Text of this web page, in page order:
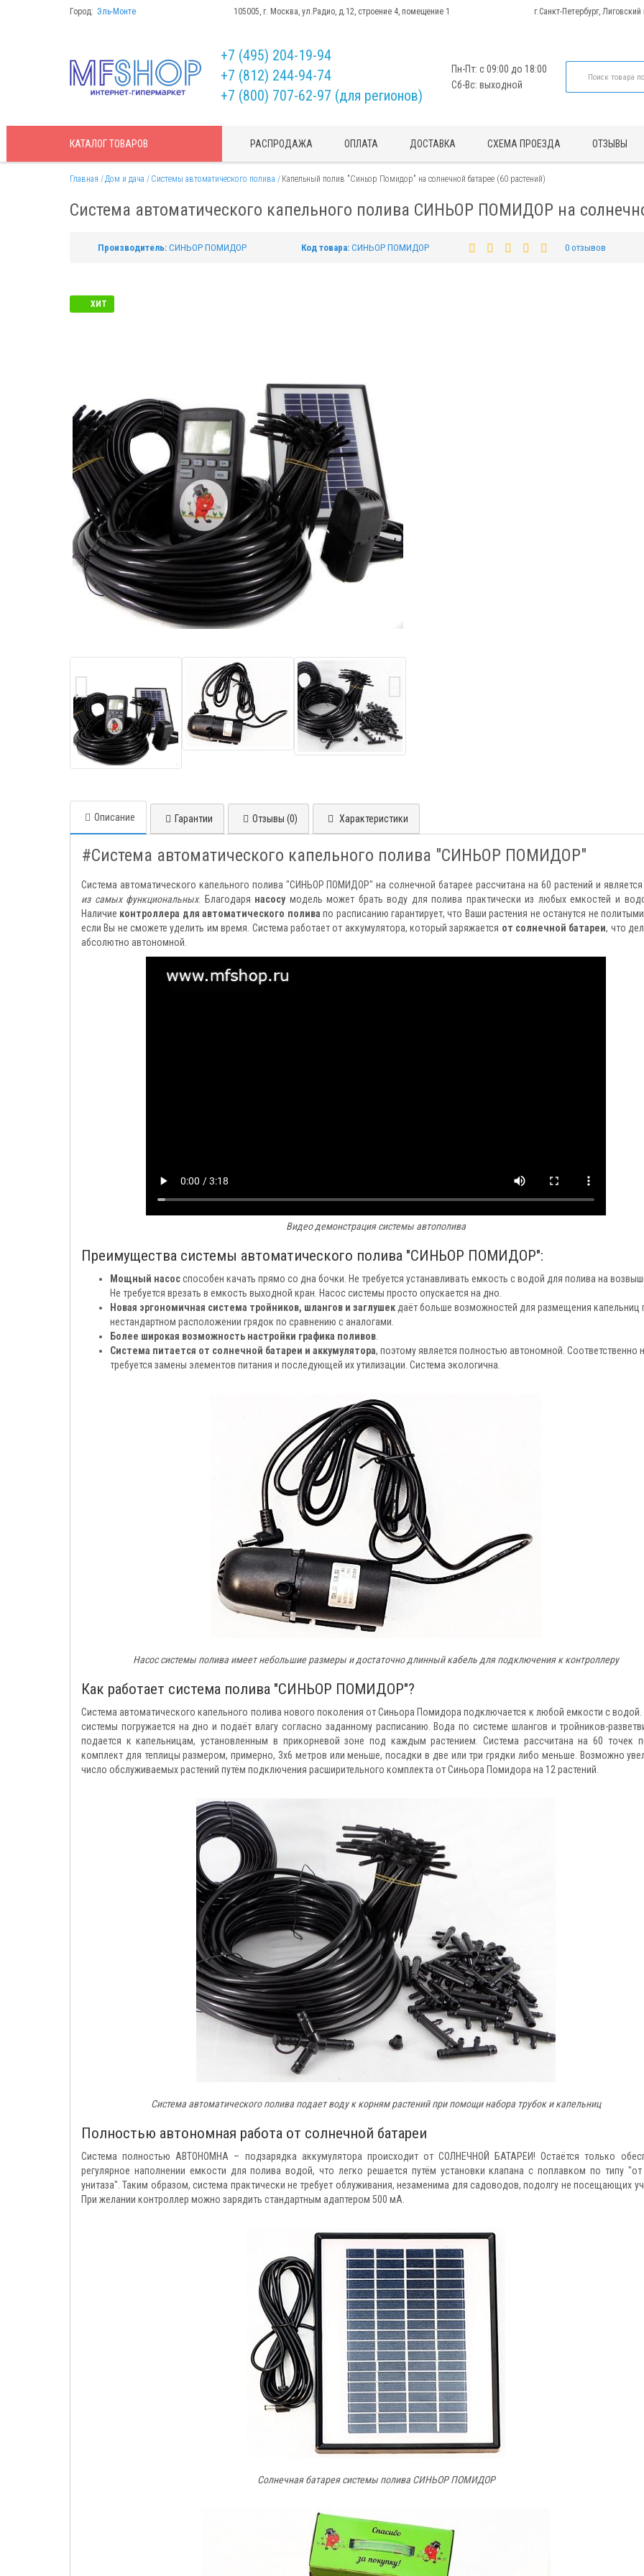
Город: Эль-Монте 105005, г. Москва, ул.Радио, д.12, строение 4, помещение 1 г.Санкт-Петербург,
+7 (495) 204-19-94
+7 (812) 244-94-74
+7 (800) 707-62-97 (для регионов)
Пн-Пт: с 09:00 до 18:00
Сб-Вс: выходной
КАТАЛОГТОВАРОВ РАСПРОДАЖА ОПЛАТА ДОСТАВКА СХЕМА ПРОЕЗДА ОТЗЫВЫ
Главная Дом и дача Системы автоматического полива Капельный полив "Синьор Помидор" на солнечной батарее (60 растений)
Система автоматического капельного полива СИНЬОР ПОМИДОР на
Производитель: СИНЬОР ПОМИДОР Код товара: СИНЬОР ПОМИДОР 0 отзывов
ХИТ
Описание Гарантии Отзывы (0) Характеристики
#Система автоматического капельного полива "СИНЬОР ПОМИДОР"
Система автоматического капельного полива "СИНЬОР ПОМИДОР" на солнечной батарее рассчитана на 60 растений и является
из самых функциональных. Благодаря насосумодель может брать воду для полива практически из любых емкостей и
Наличие контроллера для автоматического полива по расписанию гарантирует, что Ваши растения не останутся не
если Вы не сможете уделить им время. Система работает от аккумулятора, который заряжается от солнечной батареи, что
абсолютно автономной.
Видео демонстрация системы автополива
Преимущества системы автоматического полива "СИНЬОР ПОМИДОР":
Мощный насосспособен качать прямо со дна бочки. Не требуется устанавливать емкость с водой для полива на
Не требуется врезать в емкость выходной кран. Насос системы просто опускается на дно.
Новая эргономичная система тройников, шлангов и заглушекдаёт больше возможностей для размещения капельниц
нестандартном расположении грядок по сравнению с аналогами.
Более широкая возможность настройки графика поливов.
Система питается от солнечной батареи и аккумулятора, поэтому является полностью автономной. Соответственно
требуется замены элементов питания и последующей их утилизации. Система экологична.
Насос системы полива имеет небольшие размеры и достаточно длинный кабель для подключения к контроллеру
Как работает система полива "СИНЬОР ПОМИДОР"?
Система автоматического капельного полива нового поколения от Синьора Помидора подключается к любой емкости с
системы погружается на дно и подаёт влагу согласно заданному расписанию. Вода по системе шлангов и тройников-
подается к капельницам, установленным в прикорневой зоне под каждым растением. Система рассчитана на 60 точек
комплект для теплицы размером, примерно, 3х6 метров или меньше, посадки в две или три грядки либо меньше. Возможно
число обслуживаемых растений путём подключения расширительного комплекта от Синьора Помидора на 12 растений.
Система автоматического полива подает воду к корням растений при помощи набора трубок и капельниц
Полностью автономная работа от солнечной батареи
Система полностью АВТОНОМНА – подзарядка аккумулятора происходит от СОЛНЕЧНОЙ БАТАРЕИ! Остаётся только
регулярное наполнении емкости для полива водой, что легко решается путём установки клапана с поплавком по типу "от
унитаза". Таким образом, система практически не требует облуживания, незаменима для садоводов, подолгу не посещающих
При желании контроллер можно зарядить стандартным адаптером 500 мА.
Солнечная батарея системы полива СИНЬОР ПОМИДОР